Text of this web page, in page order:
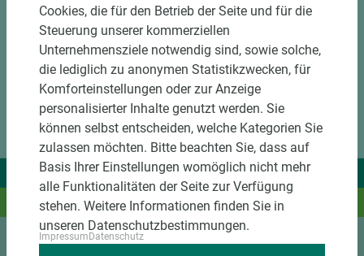
Wir liefern Ideen.
Und das passende Holz dazu.
Cookies, die für den Betrieb der Seite und für die
Steuerung unserer kommerziellen
Unternehmensziele notwendig sind, sowie solche,
die lediglich zu anonymen Statistikzwecken, für
Komforteinstellungen oder zur Anzeige
personalisierter Inhalte genutzt werden. Sie
können selbst entscheiden, welche Kategorien Sie
zulassen möchten. Bitte beachten Sie, dass auf
Basis Ihrer Einstellungen womöglich nicht mehr
alle Funktionalitäten der Seite zur Verfügung
stehen. Weitere Informationen finden Sie in
unseren Datenschutzbestimmungen.
ImpressumDatenschutz